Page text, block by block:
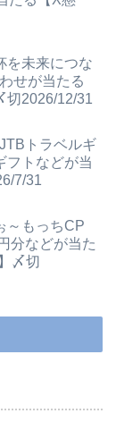
を未来につな
せが当たる
切2026/12/31
トラベルギ
フトなどが当
7/31
～もっちCP
分などが当た
〆切